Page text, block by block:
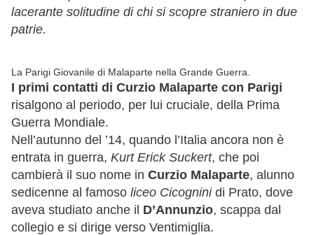
lacerante solitudine di chi si scopre straniero in due
patrie.
La Parigi Giovanile di Malaparte nella Grande Guerra.
I primi contatti di Curzio Malaparte con Parigi
risalgono al periodo, per lui cruciale, della Prima
Guerra Mondiale.
Nell’autunno del ’14, quando l’Italia ancora non è
entrata in guerra, Kurt Erick Suckert, che poi
cambierà il suo nome in Curzio Malaparte, alunno
sedicenne al famoso liceo Cicogninidi Prato, dove
aveva studiato anche il D’Annunzio, scappa dal
collegio e si dirige verso Ventimiglia.